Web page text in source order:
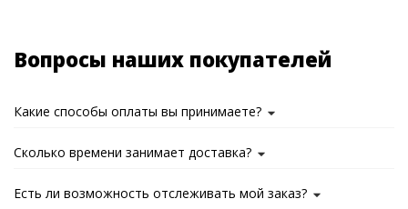
Вопросы наших покупателей
Какие способы оплаты вы принимаете?
Сколько времени занимает доставка?
Есть ли возможность отслеживать мой заказ?